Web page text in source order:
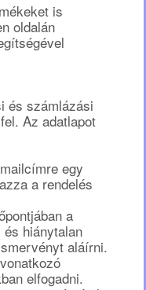
is
oldalán
és számlázási
Az adatlapot
egy
a rendelés
a
hiánytalan
aláírni.
elfogadni.